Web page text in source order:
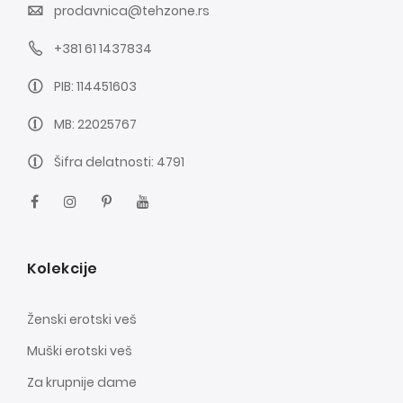
prodavnica@tehzone.rs
+381 61 1437834
PIB: 114451603
MB: 22025767
Šifra delatnosti: 4791
Kolekcije
Ženski erotski veš
Muški erotski veš
Za krupnije dame